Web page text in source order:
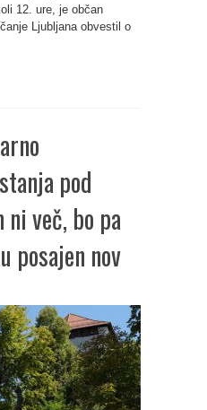
12. ure, je občan
Ljubljana obvestil o
pod
več, bo pa
posajen nov